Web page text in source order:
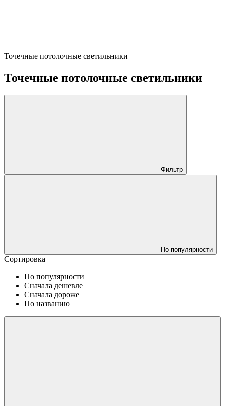
Точечные потолочные светильники
Точечные потолочные светильники
Фильтр
По популярности
Сортировка
По популярности
Сначала дешевле
Сначала дороже
По названию